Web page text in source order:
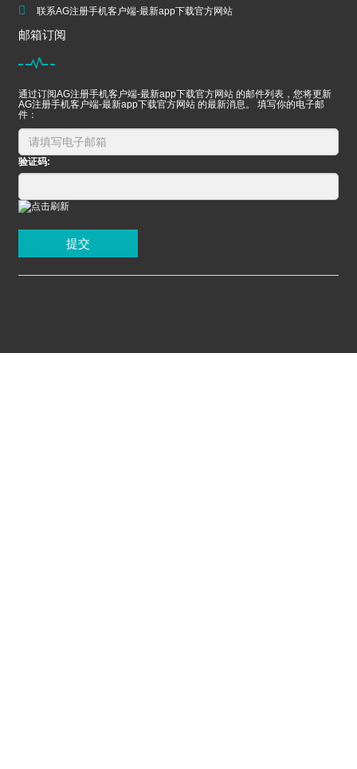
联系AG注册手机客户端-最新app下载官方网站
邮箱订阅
通过订阅AG注册手机客户端-最新app下载官方网站 的邮件列表，您将更新
AG注册手机客户端-最新app下载官方网站 的最新消息。 填写你的电子邮
件：
验证码:
提交